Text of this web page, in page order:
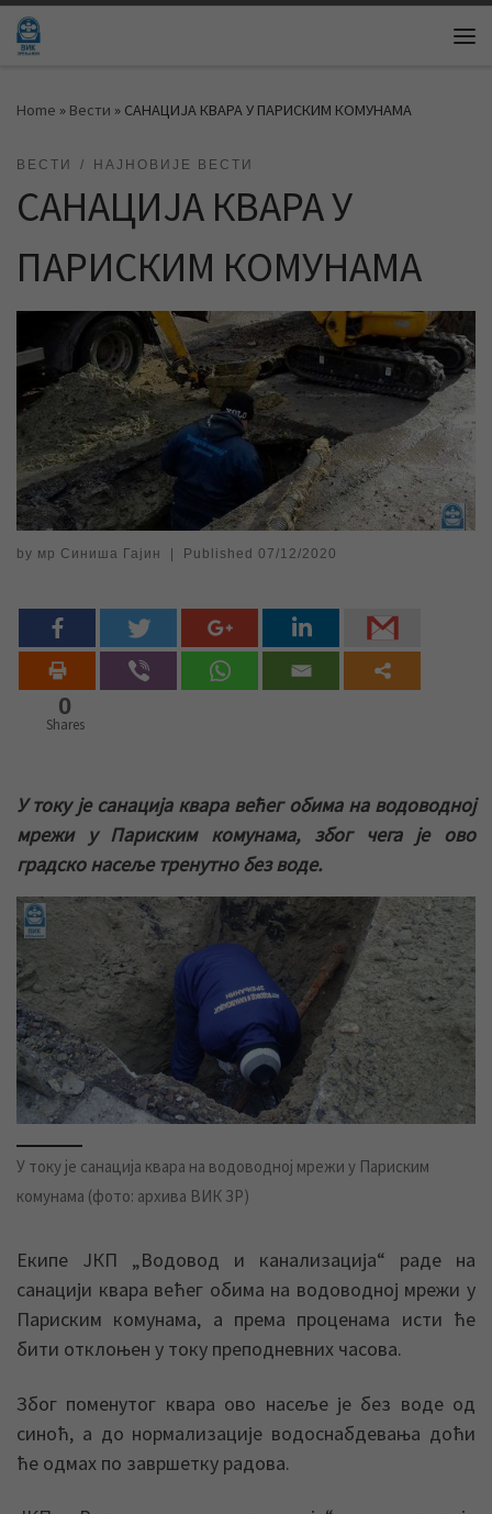
Skip to content
Home » Вести » САНАЦИЈА КВАРА У ПАРИСКИМ КОМУНАМА
ВЕСТИ НАЈНОВИЈЕ ВЕСТИ
САНАЦИЈА КВАРА У
ПАРИСКИМ КОМУНАМА
by мр Синиша Гајин Published 07/12/2020
0
Shares
У току је санација квара већег обима на водоводној
мрежи у Париским комунама, због чега је ово
градско насеље тренутно без воде.
У току је санација квара на водоводној мрежи у Париским
комунама (фото: архива ВИК ЗР)
Екипе ЈКП „Водовод и канализација“ раде на
санацији квара већег обима на водоводној мрежи у
Париским комунама, а према проценама исти ће
бити отклоњен у току преподневних часова.
Због поменутог квара ово насеље је без воде од
синоћ, а до нормализације водоснабдевања доћи
ће одмах по завршетку радова.